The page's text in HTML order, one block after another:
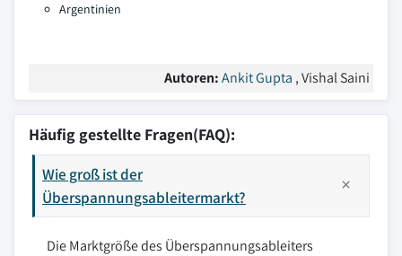
Argentinien
Autoren:Ankit Gupta , Vishal Saini
Häufig gestellte Fragen(FAQ):
Wie groß ist der
Überspannungsableitermarkt?
Die Marktgröße des Überspannungsableiters